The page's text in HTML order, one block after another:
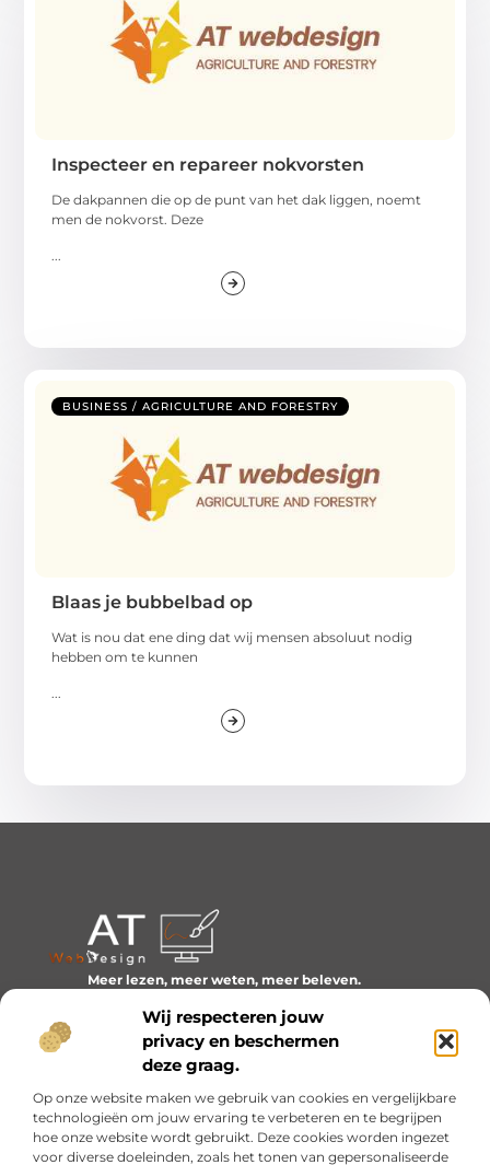
Wij respecteren jouw
privacy en beschermen
deze graag.
Op onze website maken we gebruik van cookies en vergelijkbare
technologieën om jouw ervaring te verbeteren en te begrijpen
hoe onze website wordt gebruikt. Deze cookies worden ingezet
voor diverse doeleinden, zoals het tonen van gepersonaliseerde
Inspecteer en repareer nokvorsten
De dakpannen die op de punt van het dak liggen, noemt
men de nokvorst. Deze
BUSINESS / AGRICULTURE AND FORESTRY
Blaas je bubbelbad op
Wat is nou dat ene ding dat wij mensen absoluut nodig
hebben om te kunnen
Meer lezen, meer weten, meer beleven.
het dagelijks leven boeiend maakt.
Bericht categorie
Onze informatie